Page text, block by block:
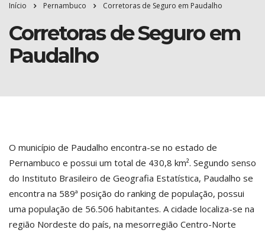
Início Pernambuco Corretoras de Seguro em Paudalho
Corretoras de Seguro em
Paudalho
O município de Paudalho encontra-se no estado de
Pernambuco e possui um total de 430,8 km². Segundo senso
do Instituto Brasileiro de Geografia Estatística, Paudalho se
encontra na 589ª posição do ranking de população, possui
uma população de 56.506 habitantes. A cidade localiza-se na
região Nordeste do país, na mesorregião Centro-Norte